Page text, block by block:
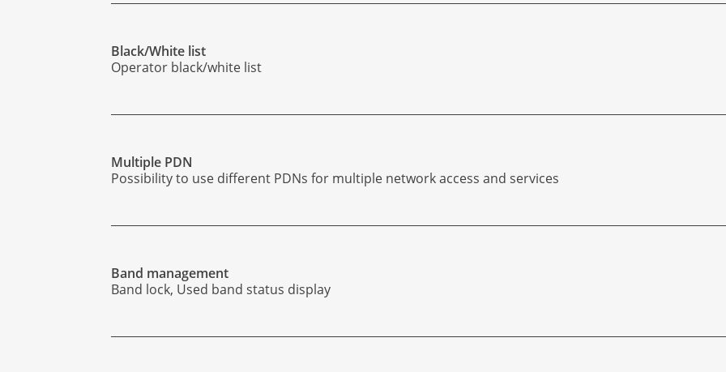
Black/White list
Operator black/white list
Multiple PDN
Possibility to use different PDNs for multiple network access and services
Band management
Band lock, Used band status display